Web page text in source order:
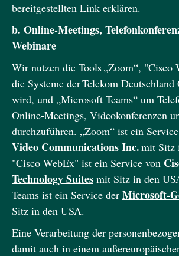
bereitgestellten Link erklären.
b. Online-Meetings,
Webinare
Wir nutzen die Tools „Zoom“, "Cisco
die Systeme der Telekom
wird, und „Microsoft Teams“ um
Online-Meetings, Videokonferenzen
durchzuführen. „Zoom“ ist ein
Video Communications Inc.mit Sitz
"Cisco WebEx" ist ein Service von
Technology Suites mit Sitz in den
Teams ist ein Service der Microsoft-
Sitz in den USA.
Eine Verarbeitung der
damit auch in einem